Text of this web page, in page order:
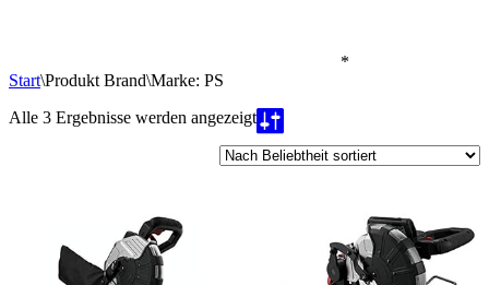
*
Start\Produkt Brand\Marke: PS
Alle 3 Ergebnisse werden angezeigtNach
Beliebtheit
sortiert